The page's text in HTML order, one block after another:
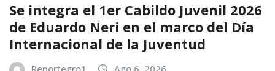
Se integra el 1er Cabildo Juvenil 2026
de Eduardo Neri en el marco del Día
Internacional de la Juventud